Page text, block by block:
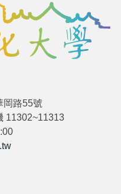
岡路55號
11302~11313